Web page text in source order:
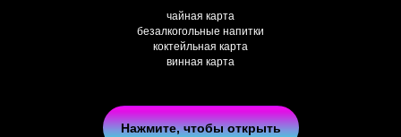
чайная карта
безалкогольные напитки
коктейльная карта
винная карта
Нажмите, чтобы открыть